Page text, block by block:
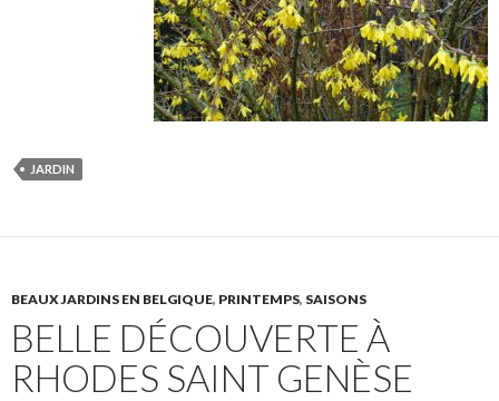
JARDIN
BEAUX JARDINS EN BELGIQUE, PRINTEMPS, SAISONS
BELLE DÉCOUVERTE À
RHODES SAINT GENÈSE